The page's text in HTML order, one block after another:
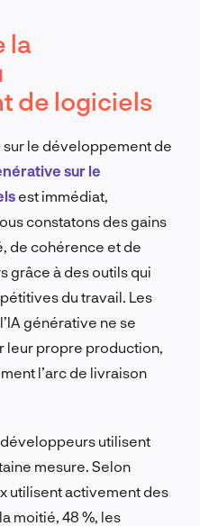
la
de logiciels
sur le développement de
sur le
est immédiat,
constatons des gains
de cohérence et de
grâce à des outils qui
du travail. Les
générative ne se
leur propre production,
l’arc de livraison
utilisent
mesure. Selon
utilisent activement des
moitié, 48 %, les